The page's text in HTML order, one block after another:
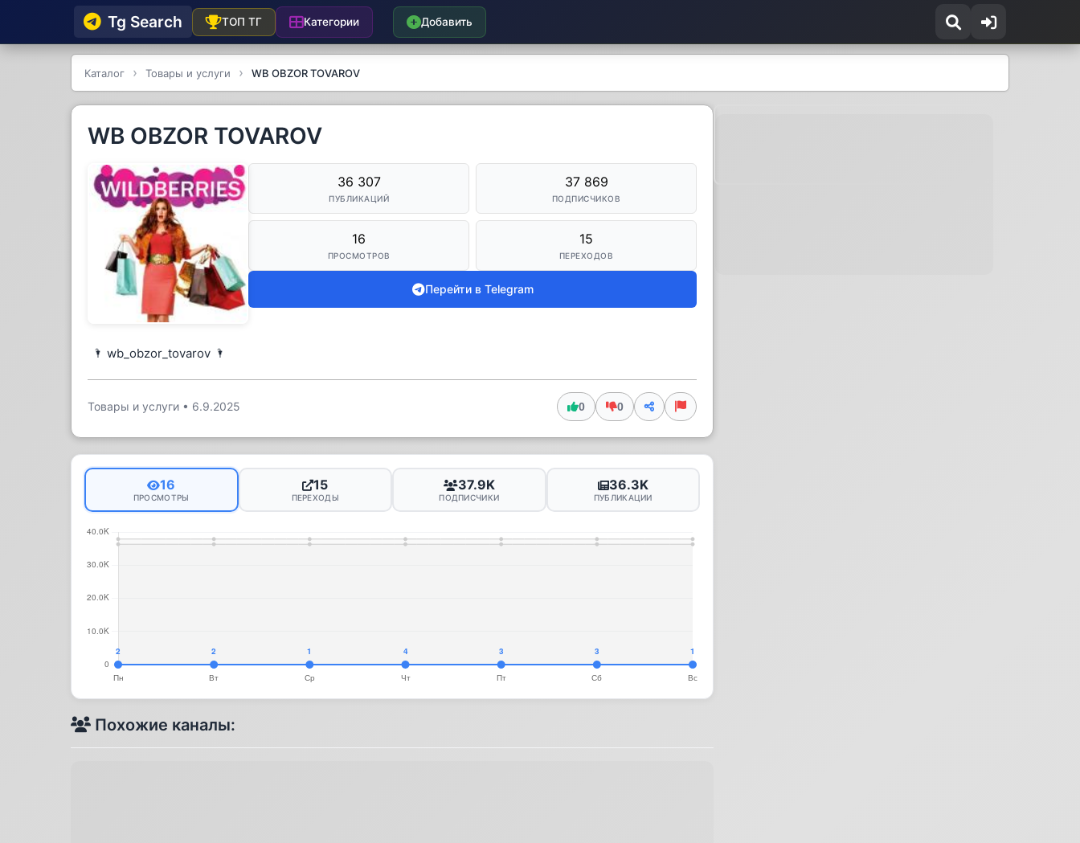
Tg Searсh ТОП ТГ Категории Добавить
Каталог Товары и услуги WB OBZOR TOVAROV
WB OBZOR TOVAROV
36 307
ПУБЛИКАЦИЙ
37 869
ПОДПИСЧИКОВ
16
ПРОСМОТРОВ
15
ПЕРЕХОДОВ
Перейти в Telegram
🌂 wb_obzor_tovarov 🌂
Товары и услуги • 6.9.2025 0 0
16
ПРОСМОТРЫ
15
ПЕРЕХОДЫ
37.9K
ПОДПИСЧИКИ
36.3K
ПУБЛИКАЦИИ
Похожие каналы: